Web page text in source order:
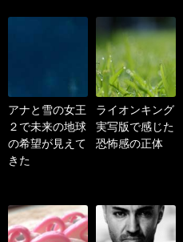
アナと雪の女王
２で未来の地球
の希望が見えて
きた
ライオンキング
実写版で感じた
恐怖感の正体